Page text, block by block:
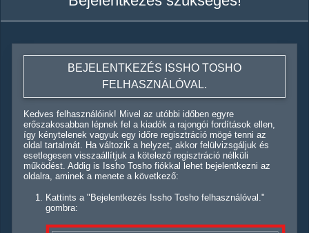
BEJELENTKEZÉS ISSHO TOSHO
FELHASZNÁLÓVAL.
Kedves felhasználóink! Mivel az utóbbi időben egyre
erőszakosabban lépnek fel a kiadók a rajongói fordítások ellen,
így kénytelenek vagyuk egy időre regisztráció mögé tenni az
oldal tartalmát. Ha változik a helyzet, akkor felülvizsgáljuk és
esetlegesen visszaállítjuk a kötelező regisztráció nélküli
működést. Addig is Issho Tosho fiókkal lehet bejelentkezni az
oldalra, aminek a menete a következő:
Kattints a "Bejelentkezés Issho Tosho felhasználóval."
gombra: